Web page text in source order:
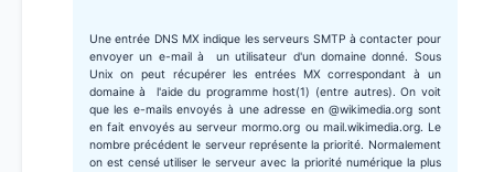
Une entrée DNS MX indique les serveurs SMTP à contacter pour
envoyer un e-mail à un utilisateur d'un domaine donné. Sous
Unix on peut récupérer les entrées MX correspondant à un
domaine à l'aide du programme host(1) (entre autres). On voit
que les e-mails envoyés à une adresse en @wikimedia.org sont
en fait envoyés au serveur mormo.org ou mail.wikimedia.org. Le
nombre précédent le serveur représente la priorité. Normalement
on est censé utiliser le serveur avec la priorité numérique la plus